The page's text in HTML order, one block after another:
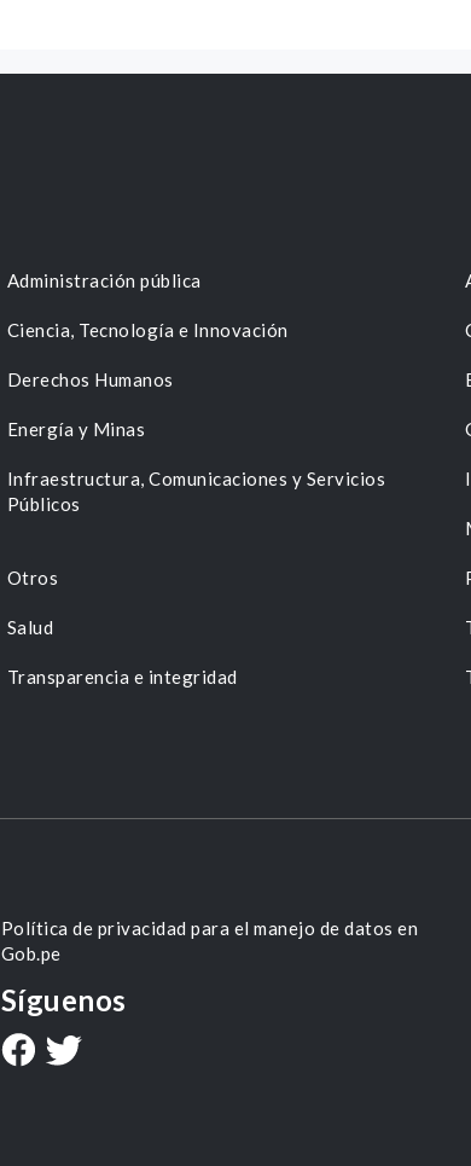
Administración pública
Ciencia, Tecnología e Innovación
Derechos Humanos
Energía y Minas
Infraestructura, Comunicaciones y Servicios
Públicos
Otros
Salud
Transparencia e integridad
Política de privacidad para el manejo de datos en
Gob.pe
Síguenos